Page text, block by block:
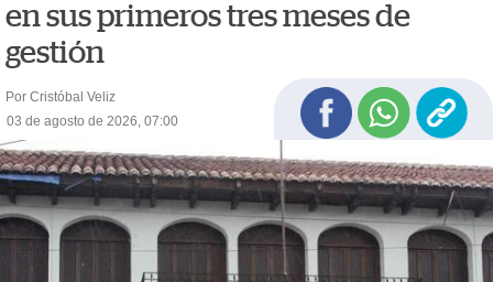
en sus primeros tres meses de
gestión
Por Cristóbal Veliz
03 de agosto de 2026, 07:00